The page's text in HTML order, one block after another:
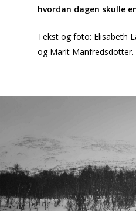
hvordan dagen skulle
Tekst og foto: Elisabeth
og Marit Manfredsdotter.